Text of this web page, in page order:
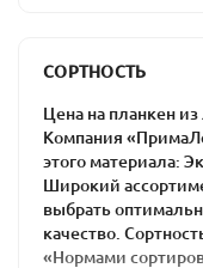
Москве: материалы
дешевле
Планкен 20х115
СОРТНОСТЬ
Цена на планкен из
Компания
этого материала:
Широкий
выбрать
качество.
«Нормами